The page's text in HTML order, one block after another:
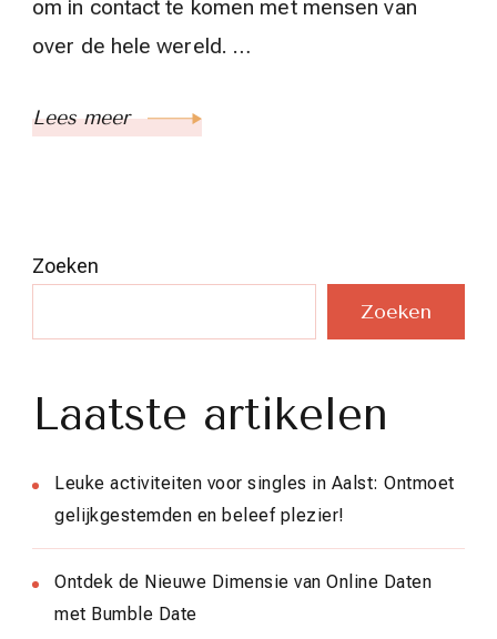
om in contact te komen met mensen van
over de hele wereld. …
Lees meer
Zoeken
Zoeken
Laatste artikelen
Leuke activiteiten voor singles in Aalst: Ontmoet
gelijkgestemden en beleef plezier!
Ontdek de Nieuwe Dimensie van Online Daten
met Bumble Date